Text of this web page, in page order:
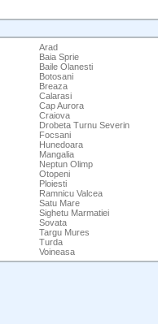
Arad
Baia Sprie
Baile Olanesti
Botosani
Breaza
Calarasi
Cap Aurora
Craiova
Drobeta Turnu Severin
Focsani
Hunedoara
Mangalia
Neptun Olimp
Otopeni
Ploiesti
Ramnicu Valcea
Satu Mare
Sighetu Marmatiei
Sovata
Targu Mures
Turda
Voineasa